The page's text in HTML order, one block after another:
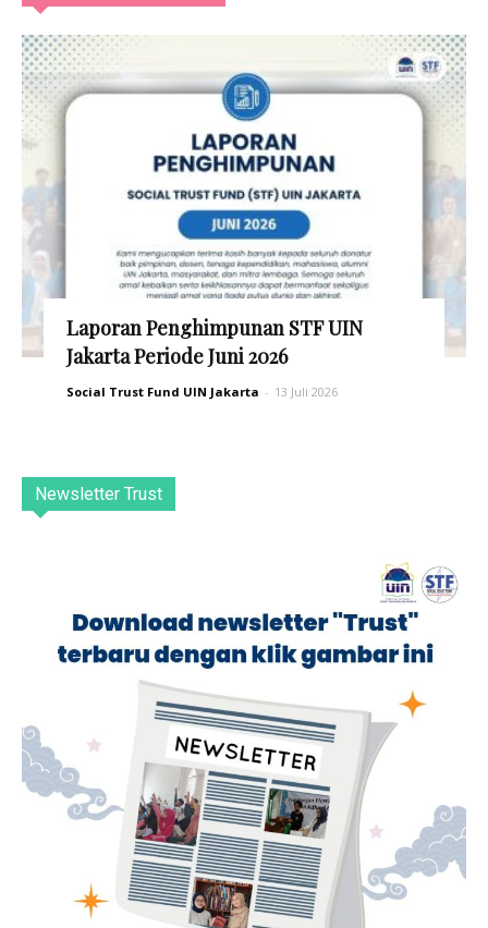
Laporan Penghimpunan STF UIN
Jakarta Periode Juni 2026
Social Trust Fund UIN Jakarta - 13 Juli 2026
Newsletter Trust